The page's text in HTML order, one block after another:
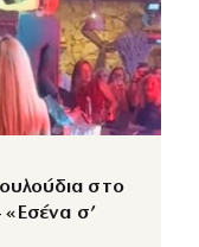
στο
«Εσένα σ’